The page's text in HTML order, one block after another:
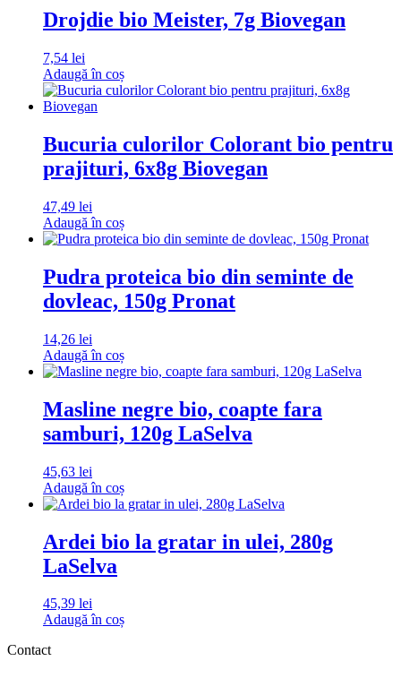
Drojdie bio Meister, 7g Biovegan
7,54 lei
Adaugă în coș
Bucuria culorilor Colorant bio pentru
prajituri, 6x8g Biovegan
47,49 lei
Adaugă în coș
Pudra proteica bio din seminte de
dovleac, 150g Pronat
14,26 lei
Adaugă în coș
Masline negre bio, coapte fara
samburi, 120g LaSelva
45,63 lei
Adaugă în coș
Ardei bio la gratar in ulei, 280g
LaSelva
45,39 lei
Adaugă în coș
Contact